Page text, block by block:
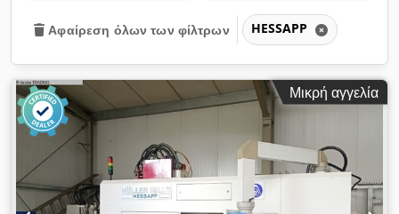
Αφαίρεση όλων των φίλτρων HESSAPP
Μικρή αγγελία